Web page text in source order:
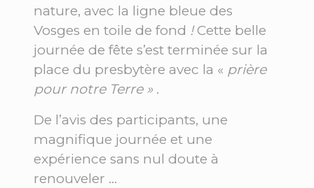
nature, avec la ligne bleue des
Vosges en toile de fond !Cette belle
journée de fête s’est terminée sur la
place du presbytère avec la « prière
pour notre Terre » .
De l’avis des participants, une
magnifique journée et une
expérience sans nul doute à
renouveler …